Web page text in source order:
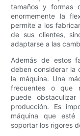
tamaños y formas
enormemente la
permite a los
de sus clientes,
adaptarse a las
Además de estos
deben considerar la
la máquina. Una
frecuentes o que
puede
producción. Es
máquina que
soportar los rigores